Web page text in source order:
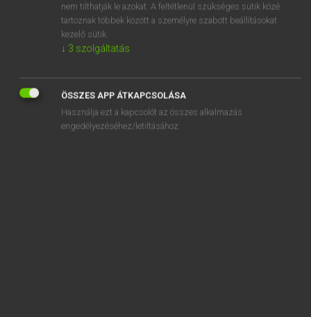
SZOTAR.NET APPLIKÁCIÓ
ONLINE NYELVVIZSGA
nem tilthatják le azokat. A feltétlenül szükséges sütik közé
tartoznak többek között a személyre szabott beállításokat
kezelő sütik.
↓ 3 szolgáltatás
ÖSSZES APP ÁTKAPCSOLÁSA
Használja ezt a kapcsolót az összes alkalmazás
engedélyezéséhez/letiltásához.